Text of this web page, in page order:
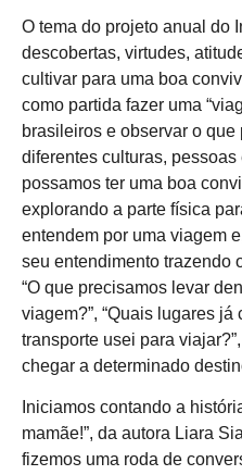
O tema do projeto anual do
descobertas, virtudes,
cultivar para uma boa
como partida fazer uma
brasileiros e observar o
diferentes culturas,
possamos ter uma boa
explorando a parte física
entendem por uma viagem
seu entendimento trazendo
“O que precisamos levar
viagem?”, “Quais lugares
transporte usei para
chegar a determinado
Iniciamos contando a
mamãe!”, da autora Liara
fizemos uma roda de